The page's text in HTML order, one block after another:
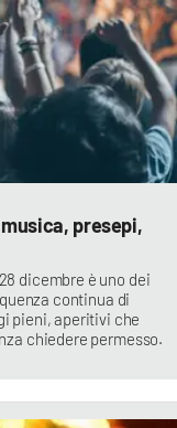
presepi,
dicembre è uno dei
continua di
pieni, aperitivi che
chiedere permesso.